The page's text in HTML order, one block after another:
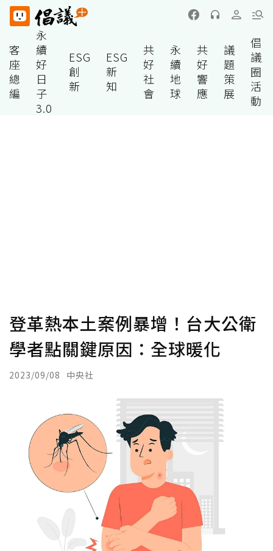
客
座
總
編
永
續
好
日
子
3.0
ESG
創
新
ESG
新
知
共
好
社
會
永
續
地
球
共
好
響
應
議
題
策
展
倡
議
圈
活
動
登革熱本土案例暴增！台大公衛
學者點關鍵原因：全球暖化
2023/09/08 中央社